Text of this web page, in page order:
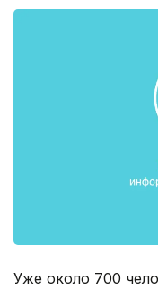
Уже около 700